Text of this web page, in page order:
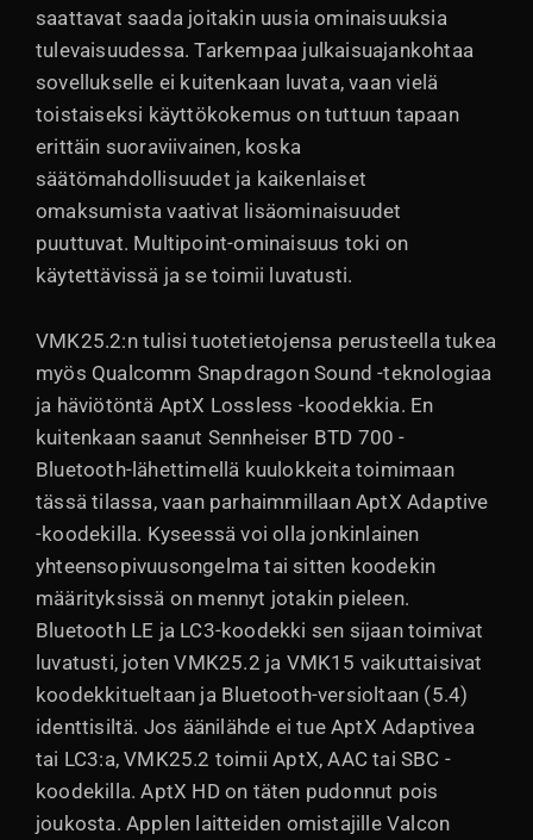
saattavat saada joitakin uusia ominaisuuksia
tulevaisuudessa. Tarkempaa julkaisuajankohtaa
sovellukselle ei kuitenkaan luvata, vaan vielä
toistaiseksi käyttökokemus on tuttuun tapaan
erittäin suoraviivainen, koska
säätömahdollisuudet ja kaikenlaiset
omaksumista vaativat lisäominaisuudet
puuttuvat. Multipoint-ominaisuus toki on
käytettävissä ja se toimii luvatusti.
VMK25.2:n tulisi tuotetietojensa perusteella tukea
myös Qualcomm Snapdragon Sound -teknologiaa
ja häviötöntä AptX Lossless -koodekkia. En
kuitenkaan saanut Sennheiser BTD 700 -
Bluetooth-lähettimellä kuulokkeita toimimaan
tässä tilassa, vaan parhaimmillaan AptX Adaptive
-koodekilla. Kyseessä voi olla jonkinlainen
yhteensopivuusongelma tai sitten koodekin
määrityksissä on mennyt jotakin pieleen.
Bluetooth LE ja LC3-koodekki sen sijaan toimivat
luvatusti, joten VMK25.2 ja VMK15 vaikuttaisivat
koodekkitueltaan ja Bluetooth-versioltaan (5.4)
identtisiltä. Jos äänilähde ei tue AptX Adaptivea
tai LC3:a, VMK25.2 toimii AptX, AAC tai SBC -
koodekilla. AptX HD on täten pudonnut pois
joukosta. Applen laitteiden omistajille Valcon